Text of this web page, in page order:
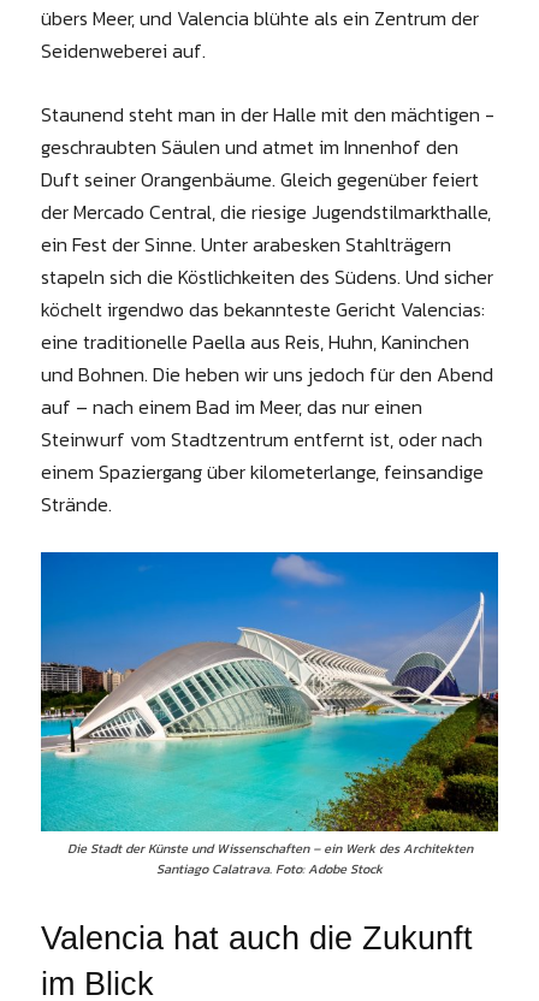
übers Meer, und ­Valencia blühte als ein Zentrum der
Seidenweberei auf.
Staunend steht man in der Halle mit den mächtigen ­
geschraubten Säulen und atmet im ­Innenhof den
Duft seiner Orangen­bäume. Gleich gegenüber feiert
der Mercado Central, die riesige Jugendstil­markthalle,
ein Fest der Sinne. Unter arabesken Stahlträgern
stapeln sich die Köstlichkeiten des Südens. Und ­sicher
köchelt irgendwo das bekannteste Gericht Valencias:
eine traditionelle Paella aus Reis, Huhn, Kaninchen
und Bohnen. Die heben wir uns jedoch für den Abend
auf – nach einem Bad im Meer, das nur einen
Steinwurf vom Stadtzentrum entfernt ist, oder nach
einem Spaziergang über kilometerlange, feinsandige
Strände.
Die Stadt der Künste und Wissenschaften – ein Werk des Architekten
Santiago Calatrava. Foto: Adobe Stock
Valencia hat auch die Zukunft
im Blick